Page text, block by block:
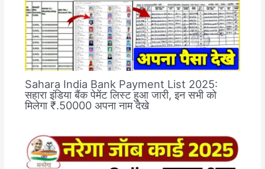
Sahara India Bank Payment List 2025:
सहारा इंडिया बैंक पेमेंट लिस्ट हुआ जारी, इन सभी को
मिलेगा ₹.50000 अपना नाम देखे